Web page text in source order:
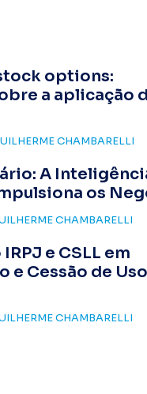
options:
a aplicação
CHAMBARELLI
A
os
CHAMBARELLI
e CSLL em
e Cessão de
CHAMBARELLI